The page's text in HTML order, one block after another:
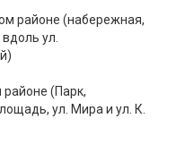
районе (набережная,
ул.
(Парк,
ул. Мира и ул. К.